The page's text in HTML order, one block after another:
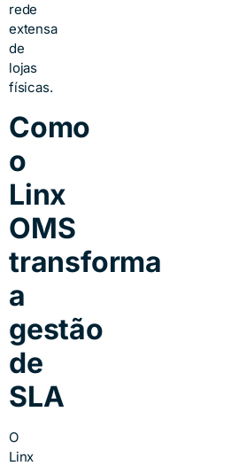
rede
extensa
de
lojas
físicas.
Como
o
Linx
OMS
transforma
a
gestão
de
SLA
O
Linx